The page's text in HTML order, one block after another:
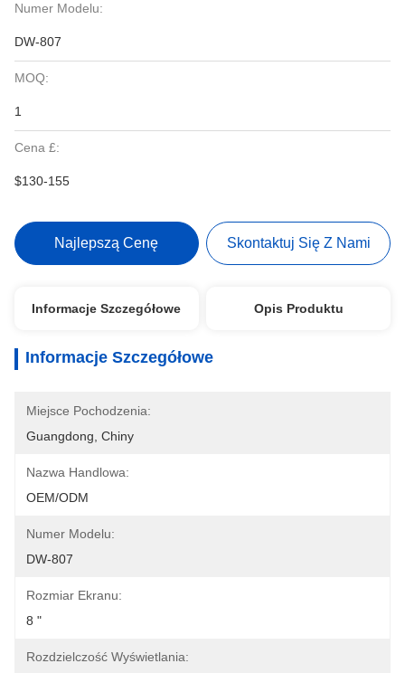
Numer Modelu:
DW-807
MOQ:
1
Cena £:
$130-155
Najlepszą Cenę Skontaktuj Się Z Nami
Informacje Szczegółowe Opis Produktu
Informacje Szczegółowe
Miejsce Pochodzenia:
Guangdong, Chiny
Nazwa Handlowa:
OEM/ODM
Numer Modelu:
DW-807
Rozmiar Ekranu:
8 "
Rozdzielczość Wyświetlania: